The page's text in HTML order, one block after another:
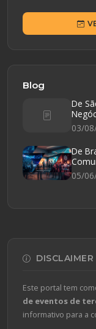
Blog
De
03/
De
05/
DISCLAIMER
Este portal tem
de eventos de
informativo para a